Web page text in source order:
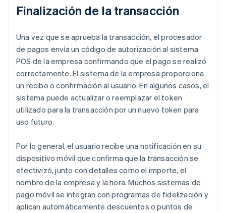
Finalización de la transacción
Una vez que se aprueba la transacción, el procesador
de pagos envía un código de autorización al sistema
POS de la empresa confirmando que el pago se realizó
correctamente. El sistema de la empresa proporciona
un recibo o confirmación al usuario. En algunos casos, el
sistema puede actualizar o reemplazar el token
utilizado para la transacción por un nuevo token para
uso futuro.
Por lo general, el usuario recibe una notificación en su
dispositivo móvil que confirma que la transacción se
efectivizó, junto con detalles como el importe, el
nombre de la empresa y la hora. Muchos sistemas de
pago móvil se integran con programas de fidelización y
aplican automáticamente descuentos o puntos de